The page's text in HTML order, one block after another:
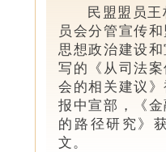
民盟盟员
员会分管宣传
思想政治建设
写的《从司法
会的相关建议
报中宣部，《
的路径研究》
文。